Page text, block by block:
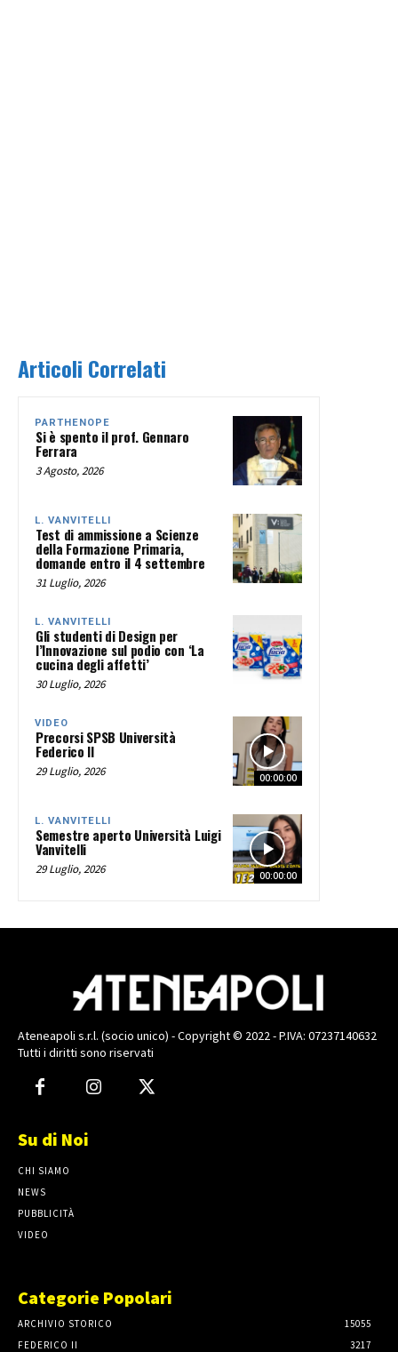
Articoli Correlati
PARTHENOPE
Si è spento il prof. Gennaro
Ferrara
3 Agosto, 2026
L. VANVITELLI
Test di ammissione a Scienze
della Formazione Primaria,
domande entro il 4 settembre
31 Luglio, 2026
L. VANVITELLI
Gli studenti di Design per
l’Innovazione sul podio con ‘La
cucina degli affetti’
30 Luglio, 2026
00:00:00
VIDEO
Precorsi SPSB Università
Federico II
29 Luglio, 2026
00:00:00
L. VANVITELLI
Semestre aperto Università Luigi
Vanvitelli
29 Luglio, 2026
Ateneapoli s.r.l. (socio unico) - Copyright © 2022 - P.IVA: 07237140632
Tutti i diritti sono riservati
Su di Noi
CHI SIAMO
NEWS
PUBBLICITÀ
VIDEO
Categorie Popolari
ARCHIVIO STORICO
15055
FEDERICO II
3217